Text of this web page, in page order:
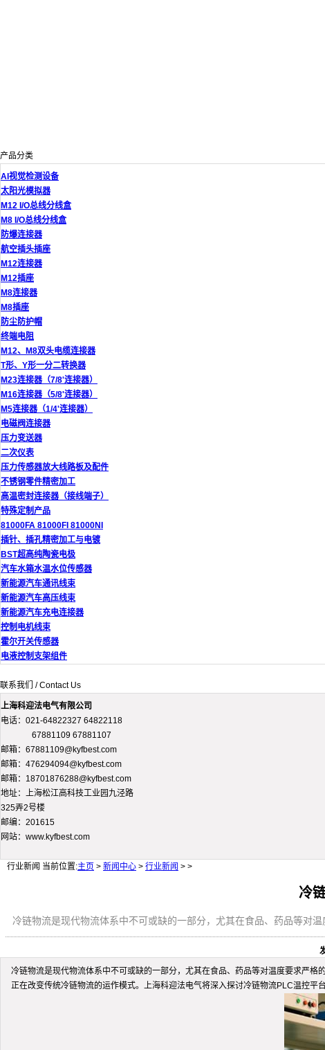
产品分类
AI视觉检测设备
太阳光模拟器
M12 I/O总线分线盒
M8 I/O总线分线盒
防爆连接器
航空插头插座
M12连接器
M12插座
M8连接器
M8插座
防尘防护帽
终端电阻
M12、M8双头电缆连接器
T形、Y形一分二转换器
M23连接器（7/8'连接器）
M16连接器（5/8'连接器）
M5连接器（1/4'连接器）
电磁阀连接器
压力变送器
二次仪表
压力传感器放大线路板及配件
不锈钢零件精密加工
高温密封连接器（接线端子）
特殊定制产品
81000FA 81000FI 81000NI
插针、插孔精密加工与电镀
BST超高纯陶瓷电极
汽车水箱水温水位传感器
新能源汽车通讯线束
新能源汽车高压线束
新能源汽车充电连接器
控制电机线束
霍尔开关传感器
电液控制支架组件
联系我们 / Contact Us
上海科迎法电气有限公司
电话：021-64822327 64822118
67881109 67881107
邮箱：67881109@kyfbest.com
邮箱：476294094@kyfbest.com
邮箱：18701876288@kyfbest.com
地址：上海松江高科技工业园九泾路
325弄2号楼
邮编：201615
网站：www.kyfbest.com
行业新闻 当前位置:主页 > 新闻中心 > 行业新闻 > >
冷
冷链物流是现代物流体系中不可或缺的一部分，尤其在食品、药品等对
冷链物流是现代物流体系中不可或缺的一部分，尤其在食品、药品等对温度要求严
正在改变传统冷链物流的运作模式。上海科迎法电气将深入探讨冷链物流PLC温控平